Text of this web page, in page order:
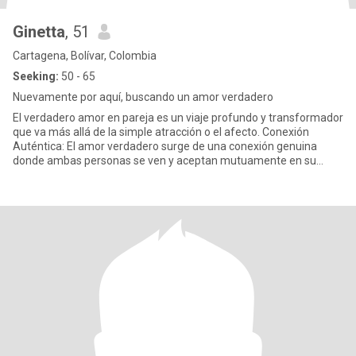
Ginetta, 51
Cartagena, Bolívar, Colombia
Seeking: 50 - 65
Nuevamente por aquí, buscando un amor verdadero
El verdadero amor en pareja es un viaje profundo y transformador
que va más allá de la simple atracción o el afecto. Conexión
Auténtica: El amor verdadero surge de una conexión genuina
donde ambas personas se ven y aceptan mutuamente en su